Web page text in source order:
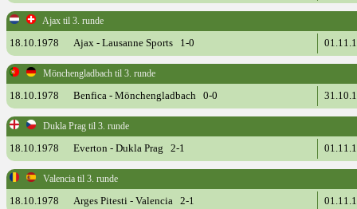
Ajax til 3. runde
18.10.1978 Ajax - Lausanne Sports 1-0
Mönchengladbach til 3. runde
18.10.1978 Benfica - Mönchengladbach 0-0
Dukla Prag til 3. runde
18.10.1978 Everton - Dukla Prag 2-1
Valencia til 3. runde
18.10.1978 Arges Pitesti - Valencia 2-1